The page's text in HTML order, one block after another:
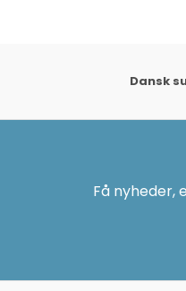
Dansk
Få nyheder,